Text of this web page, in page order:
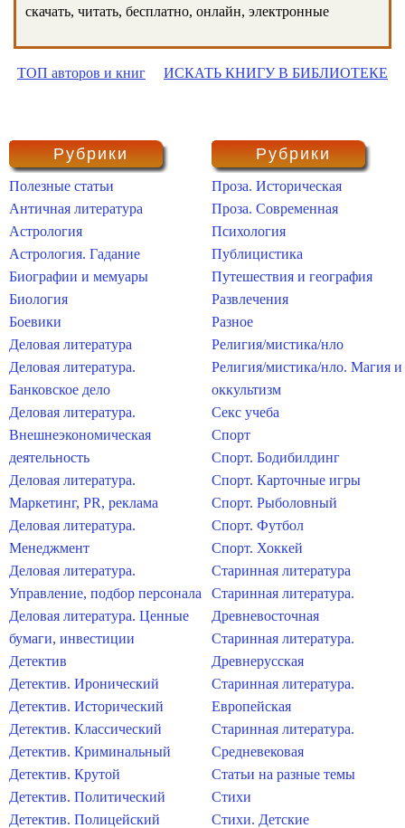
скачать, читать, бесплатно, онлайн, электронные
ТОП авторов и книг ИСКАТЬ КНИГУ В БИБЛИОТЕКЕ
Рубрики
Полезные статьи
Античная литература
Астрология
Астрология. Гадание
Биографии и мемуары
Биология
Боевики
Деловая литература
Деловая литература.
Банковское дело
Деловая литература.
Внешнеэкономическая
деятельность
Деловая литература.
Маркетинг, PR, реклама
Деловая литература.
Менеджмент
Деловая литература.
Управление, подбор персонала
Деловая литература. Ценные
бумаги, инвестиции
Детектив
Детектив. Иронический
Детектив. Исторический
Детектив. Классический
Детектив. Криминальный
Детектив. Крутой
Детектив. Политический
Детектив. Полицейский
Рубрики
Проза. Историческая
Проза. Современная
Психология
Публицистика
Путешествия и география
Развлечения
Разное
Религия/мистика/нло
Религия/мистика/нло. Магия и
оккультизм
Секс учеба
Спорт
Спорт. Бодибилдинг
Спорт. Карточные игры
Спорт. Рыболовный
Спорт. Футбол
Спорт. Хоккей
Старинная литература
Старинная литература.
Древневосточная
Старинная литература.
Древнерусская
Старинная литература.
Европейская
Старинная литература.
Средневековая
Статьи на разные темы
Стихи
Стихи. Детские